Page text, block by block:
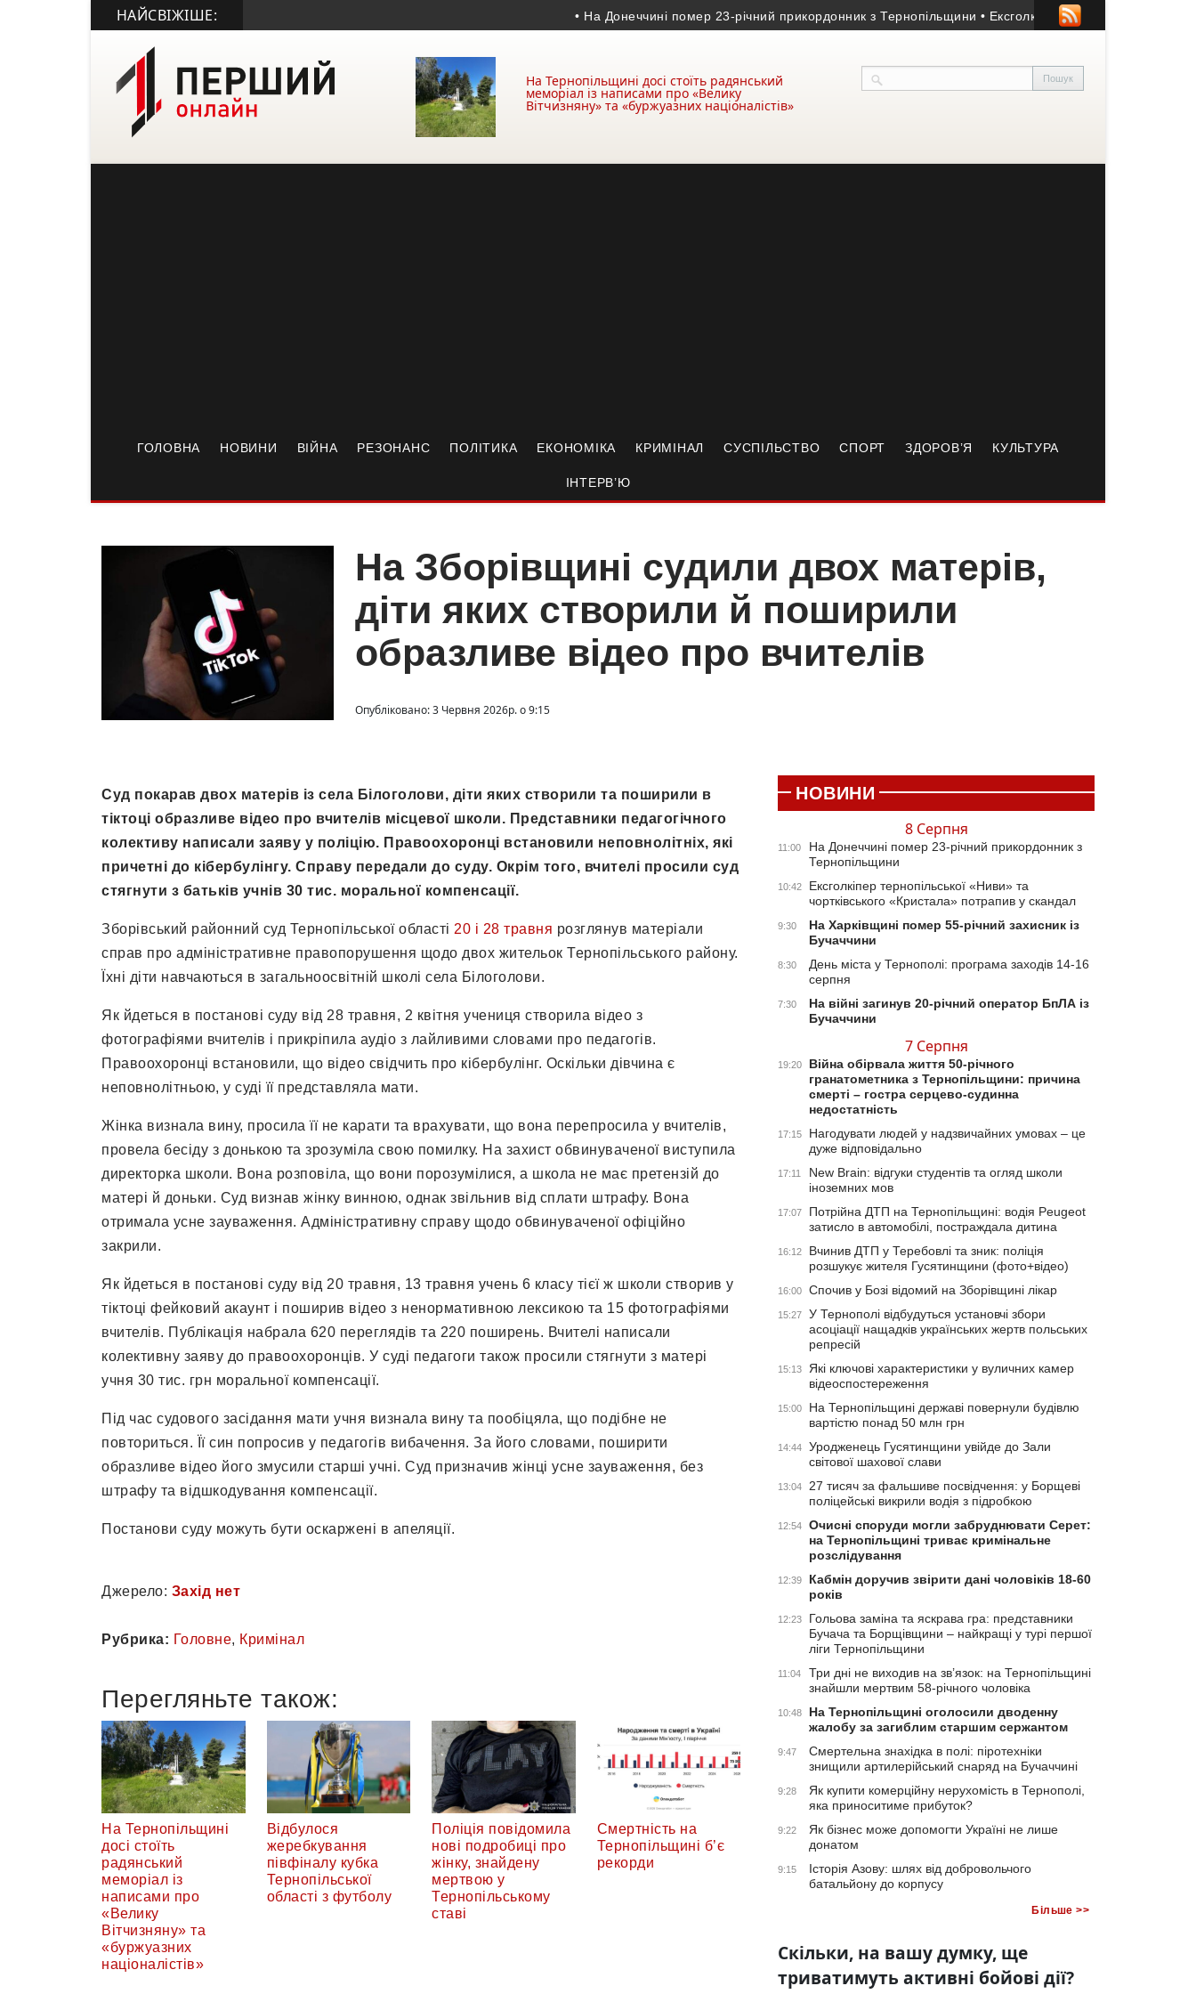
НАЙСВІЖІШЕ: • На Донеччині помер 23-річний прикордонник з Тернопільщини • Ексголкіпер тернопільської «Ниви»
На Тернопільщині досі стоїть радянський
меморіал із написами про «Велику
Вітчизняну» та «буржуазних націоналістів»
ГОЛОВНА НОВИНИ ВІЙНА РЕЗОНАНС ПОЛІТИКА ЕКОНОМІКА КРИМІНАЛ СУСПІЛЬСТВО СПОРТ ЗДОРОВ’Я КУЛЬТУРА
ІНТЕРВ’Ю
На Зборівщині судили двох матерів,
діти яких створили й поширили
образливе відео про вчителів
Опубліковано: 3 Червня 2026р. о 9:15
Суд покарав двох матерів із села Білоголови, діти яких створили та поширили в
тіктоці образливе відео про вчителів місцевої школи. Представники педагогічного
колективу написали заяву у поліцію. Правоохоронці встановили неповнолітніх, які
причетні до кібербулінгу. Справу передали до суду. Окрім того, вчителі просили суд
стягнути з батьків учнів 30 тис. моральної компенсації.
Зборівський районний суд Тернопільської області 20 і 28 травня розглянув матеріали
справ про адміністративне правопорушення щодо двох жительок Тернопільського району.
Їхні діти навчаються в загальноосвітній школі села Білоголови.
Як йдеться в постанові суду від 28 травня, 2 квітня учениця створила відео з
фотографіями вчителів і прикріпила аудіо з лайливими словами про педагогів.
Правоохоронці встановили, що відео свідчить про кібербулінг. Оскільки дівчина є
неповнолітньою, у суді її представляла мати.
Жінка визнала вину, просила її не карати та врахувати, що вона перепросила у вчителів,
провела бесіду з донькою та зрозуміла свою помилку. На захист обвинуваченої виступила
директорка школи. Вона розповіла, що вони порозумілися, а школа не має претензій до
матері й доньки. Суд визнав жінку винною, однак звільнив від сплати штрафу. Вона
отримала усне зауваження. Адміністративну справу щодо обвинуваченої офіційно
закрили.
Як йдеться в постанові суду від 20 травня, 13 травня учень 6 класу тієї ж школи створив у
тіктоці фейковий акаунт і поширив відео з ненормативною лексикою та 15 фотографіями
вчителів. Публікація набрала 620 переглядів та 220 поширень. Вчителі написали
колективну заяву до правоохоронців. У суді педагоги також просили стягнути з матері
учня 30 тис. грн моральної компенсації.
Під час судового засідання мати учня визнала вину та пообіцяла, що подібне не
повториться. Її син попросив у педагогів вибачення. За його словами, поширити
образливе відео його змусили старші учні. Суд призначив жінці усне зауваження, без
штрафу та відшкодування компенсації.
Постанови суду можуть бути оскаржені в апеляції.
Джерело: Захід нет
Рубрика: Головне, Кримінал
Перегляньте також:
На Тернопільщині
досі стоїть
радянський
меморіал із
написами про
«Велику
Вітчизняну» та
«буржуазних
націоналістів»
Відбулося
жеребкування
півфіналу кубка
Тернопільської
області з футболу
Поліція повідомила
нові подробиці про
жінку, знайдену
мертвою у
Тернопільському
ставі
Смертність на
Тернопільщині б’є
рекорди
НОВИНИ
8 Серпня
11:00
На Донеччині помер 23-річний прикордонник з
Тернопільщини
10:42
Ексголкіпер тернопільської «Ниви» та
чортківського «Кристала» потрапив у скандал
9:30
На Харківщині помер 55-річний захисник із
Бучаччини
8:30
День міста у Тернополі: програма заходів 14-16
серпня
7:30
На війні загинув 20-річний оператор БпЛА із
Бучаччини
7 Серпня
19:20
Війна обірвала життя 50-річного
гранатометника з Тернопільщини: причина
смерті – гостра серцево-судинна
недостатність
17:15
Нагодувати людей у надзвичайних умовах – це
дуже відповідально
17:11
New Brain: відгуки студентів та огляд школи
іноземних мов
17:07
Потрійна ДТП на Тернопільщині: водія Peugeot
затисло в автомобілі, постраждала дитина
16:12
Вчинив ДТП у Теребовлі та зник: поліція
розшукує жителя Гусятинщини (фото+відео)
16:00 Спочив у Бозі відомий на Зборівщині лікар
15:27
У Тернополі відбудуться установчі збори
асоціації нащадків українських жертв польських
репресій
15:13
Які ключові характеристики у вуличних камер
відеоспостереження
15:00
На Тернопільщині державі повернули будівлю
вартістю понад 50 млн грн
14:44
Уродженець Гусятинщини увійде до Зали
світової шахової слави
13:04
27 тисяч за фальшиве посвідчення: у Борщеві
поліцейські викрили водія з підробкою
12:54
Очисні споруди могли забруднювати Серет:
на Тернопільщині триває кримінальне
розслідування
12:39
Кабмін доручив звірити дані чоловіків 18-60
років
12:23
Гольова заміна та яскрава гра: представники
Бучача та Борщівщини – найкращі у турі першої
ліги Тернопільщини
11:04
Три дні не виходив на зв’язок: на Тернопільщині
знайшли мертвим 58-річного чоловіка
10:48
На Тернопільщині оголосили дводенну
жалобу за загиблим старшим сержантом
9:47
Смертельна знахідка в полі: піротехніки
знищили артилерійський снаряд на Бучаччині
9:28
Як купити комерційну нерухомість в Тернополі,
яка приноситиме прибуток?
9:22
Як бізнес може допомогти Україні не лише
донатом
9:15
Історія Азову: шлях від добровольчого
батальйону до корпусу
Більше >>
Скільки, на вашу думку, ще
триватимуть активні бойові дії?